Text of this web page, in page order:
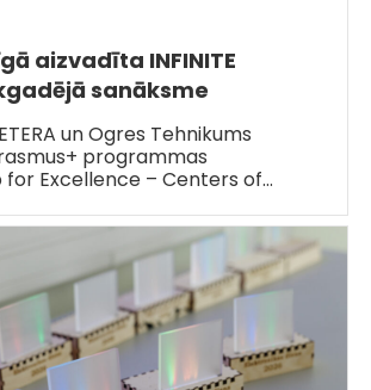
aizvadīta INFINITE
sanāksme
un Ogres Tehnikums
programmas
for Excellence – Centers of…